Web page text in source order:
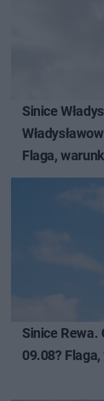
Sinice
Flaga,
Sinice Rewa.
09.08?